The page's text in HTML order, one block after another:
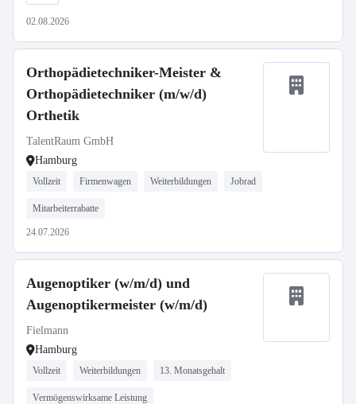
02.08.2026
Orthopädietechniker-Meister &
Orthopädietechniker (m/w/d)
Orthetik
TalentRaum GmbH
Hamburg
Vollzeit Firmenwagen Weiterbildungen Jobrad
Mitarbeiterrabatte
24.07.2026
Augenoptiker (w/m/d) und
Augenoptikermeister (w/m/d)
Fielmann
Hamburg
Vollzeit Weiterbildungen 13. Monatsgehalt
Vermögenswirksame Leistung